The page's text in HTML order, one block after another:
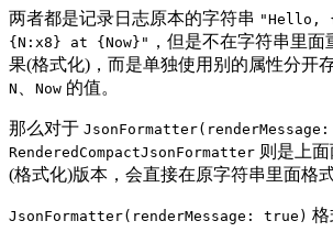
两者都是记录日志原本的字符串 "Hello,
{N:x8} at {Now}" ，但是不在字符串里
果(格式化)，而是单独使用别的属性分开
N Now 的值。
那么对于
RenderedCompactJsonFormatter 则是上
(格式化)版本，会直接在原字符串里面格式
JsonFormatter(renderMessage: true) 格